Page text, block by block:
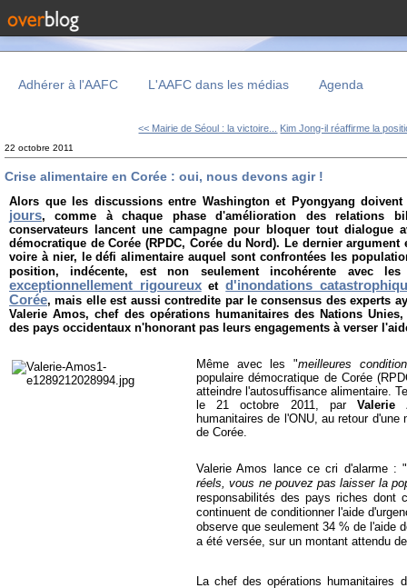
Adhérer à l'AAFC L'AAFC dans les médias Agenda
<< Mairie de Séoul : la victoire... Kim Jong-il réaffirme la
22 octobre 2011
Crise alimentaire en Corée : oui, nous devons agir !
Alors que les discussions entre Washington et Pyongyang
jours, comme à chaque phase d'amélioration des relations
conservateurs lancent une campagne pour bloquer tout dialogue
démocratique de Corée (RPDC, Corée du Nord). Le dernier
voire à nier, le défi alimentaire auquel sont confrontées les
position, indécente, est non seulement incohérente avec
exceptionnellement rigoureuxetd'inondations
Corée, mais elle est aussi contredite par le consensus des experts
Valerie Amos, chef des opérations humanitaires des Nations
des pays occidentaux n'honorant pas leurs engagements à verser
Même avec les "meilleures
populaire démocratique de Corée
atteindre l'autosuffisance alimentaire.
le 21 octobre 2011, parValerie
humanitaires de l'ONU, au retour
de Corée.
Valerie Amos lance ce cri d'alarme : "
réels, vous ne pouvez pas laisser la
responsabilités des pays riches dont
continuent de conditionner l'aide
observe que seulement 34 % de l'aide
a été versée, sur un montant attendu
La chef des opérations humanitaires